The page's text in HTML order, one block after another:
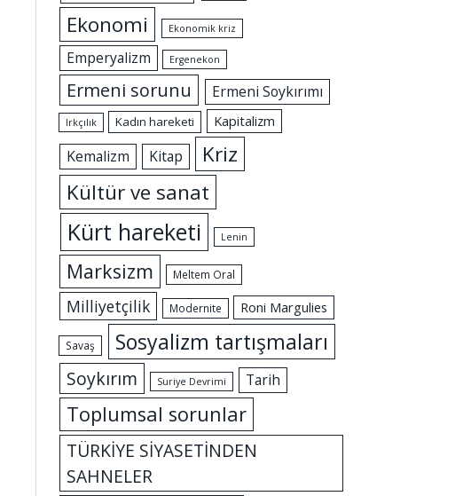
Ekonomi Ekonomik kriz
Emperyalizm Ergenekon
Ermeni sorunu Ermeni Soykırımı
Irkçılık Kadın hareketi Kapitalizm
Kemalizm Kitap
Kriz
Kültür ve sanat
Kürt hareketi Lenin
Marksizm Meltem Oral
Milliyetçilik Modernite Roni Margulies
Savaş Sosyalizm tartışmaları
Soykırım Suriye Devrimi Tarih
Toplumsal sorunlar
TÜRKİYE SİYASETİNDEN
SAHNELER